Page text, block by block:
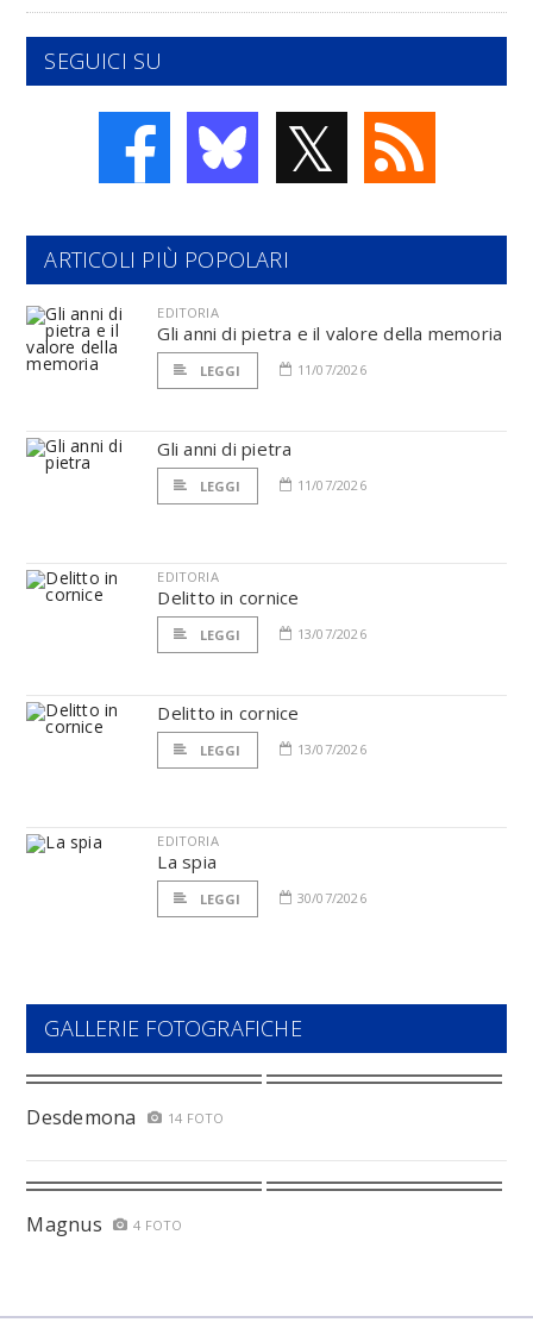
SEGUICI SU
𝕏
ARTICOLI PIÙ POPOLARI
EDITORIA
Gli anni di pietra e il valore della memoria
LEGGI 11/07/2026
Gli anni di pietra
LEGGI 11/07/2026
EDITORIA
Delitto in cornice
LEGGI 13/07/2026
Delitto in cornice
LEGGI 13/07/2026
EDITORIA
La spia
LEGGI 30/07/2026
GALLERIE FOTOGRAFICHE
Desdemona 14 FOTO
Magnus 4 FOTO